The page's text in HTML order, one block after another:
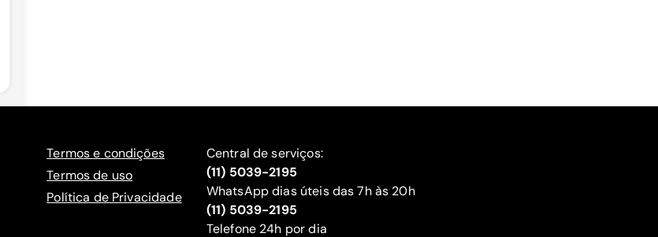
Termos e condições
Termos de uso
Política de Privacidade
Central de serviços:
(11) 5039-2195
WhatsApp dias úteis das 7h às 20h
(11) 5039-2195
‍Telefone 24h por dia